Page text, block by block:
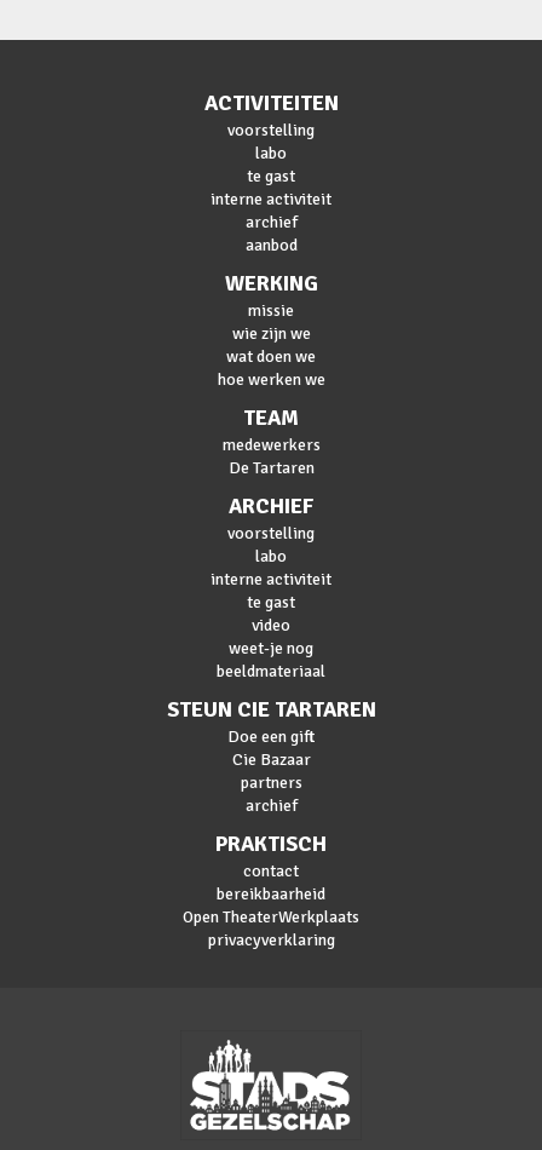
ACTIVITEITEN
voorstelling
labo
te gast
interne activiteit
archief
aanbod
WERKING
missie
wie zijn we
wat doen we
hoe werken we
TEAM
medewerkers
De Tartaren
ARCHIEF
voorstelling
labo
interne activiteit
te gast
video
weet-je nog
beeldmateriaal
STEUN CIE TARTAREN
Doe een gift
Cie Bazaar
partners
archief
PRAKTISCH
contact
bereikbaarheid
Open TheaterWerkplaats
privacyverklaring